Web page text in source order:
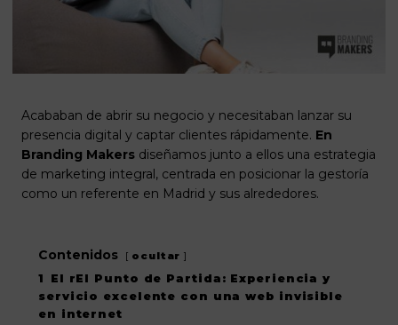
Acababan de abrir su negocio y necesitaban lanzar su
presencia digital y captar clientes rápidamente. En
Branding Makers diseñamos junto a ellos una estrategia
de marketing integral, centrada en posicionar la gestoría
como un referente en Madrid y sus alrededores.
Contenidos ocultar
1
El rEl Punto de Partida: Experiencia y
servicio excelente con una web invisible
en internet